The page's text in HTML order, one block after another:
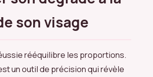
son visage
rééquilibre les proportions.
un outil de précision qui révèle